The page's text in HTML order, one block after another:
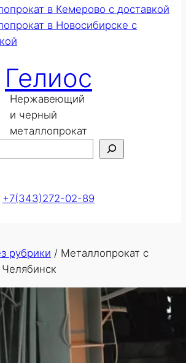
в Кемерово с доставкой
в Новосибирске с
Гелиос
Нержавеющий
и черный
металлопрокат
+7(343)272-02-89
рубрики / Металлопрокат с